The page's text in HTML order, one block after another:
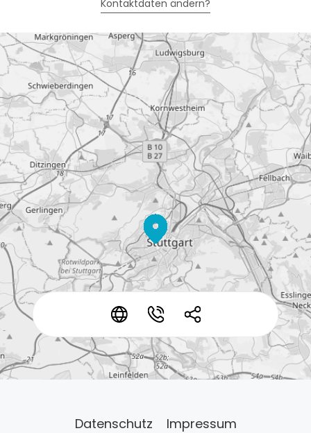
* * *
Kontaktdaten ändern?
Datenschutz Impressum